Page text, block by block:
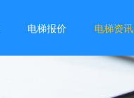
电梯报价 电梯资讯